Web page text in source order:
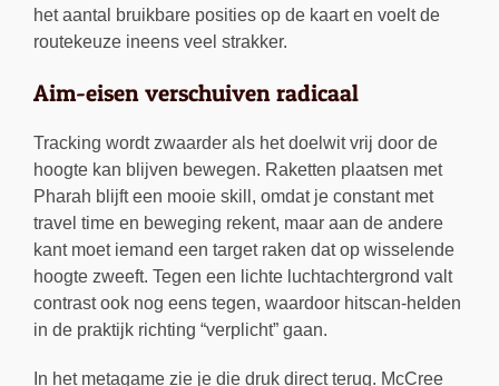
het aantal bruikbare posities op de kaart en voelt de
routekeuze ineens veel strakker.
Aim-eisen verschuiven radicaal
Tracking wordt zwaarder als het doelwit vrij door de
hoogte kan blijven bewegen. Raketten plaatsen met
Pharah blijft een mooie skill, omdat je constant met
travel time en beweging rekent, maar aan de andere
kant moet iemand een target raken dat op wisselende
hoogte zweeft. Tegen een lichte luchtachtergrond valt
contrast ook nog eens tegen, waardoor hitscan-helden
in de praktijk richting “verplicht” gaan.
In het metagame zie je die druk direct terug. McCree